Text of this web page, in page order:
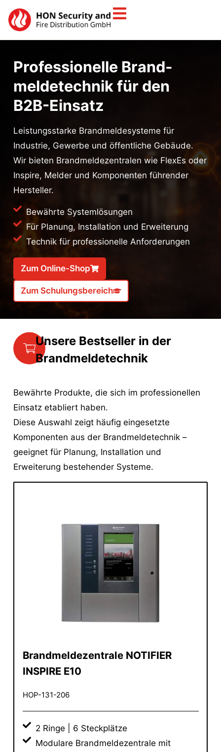
Professionelle Brand­
melde­technik für den
B2B-Einsatz
Leistungsstarke Brandmelde­systeme für
Industrie, Gewerbe und öffentliche Gebäude.
Wir bieten Brandmeldezentralen wie FlexEs oder
Inspire, Melder und Komponenten führender
Hersteller.
Bewährte Systemlösungen
Für Planung, Installation und Erweiterung
Technik für professionelle Anforderungen
Zum Online-Shop
Zum Schulungsbereich
Unsere Bestseller in der
Brand­melde­technik
Bewährte Produkte, die sich im professionellen
Einsatz etabliert haben.
Diese Auswahl zeigt häufig eingesetzte
Komponenten aus der Brandmeldetechnik –
geeignet für Planung, Installation und
Erweiterung bestehender Systeme.
Brandmeldezentrale NOTIFIER
INSPIRE E10
HOP-131-206
2 Ringe | 6 Steckplätze
Modulare Brandmeldezentrale mit